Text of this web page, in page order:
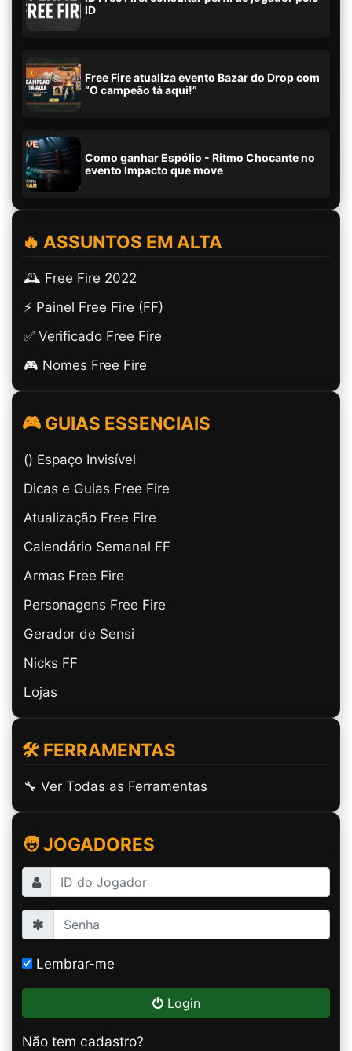
ID
Free Fire atualiza evento Bazar do Drop com
“O campeão tá aqui!”
Como ganhar Espólio - Ritmo Chocante no
evento Impacto que move
🔥 ASSUNTOS EM ALTA
🕰️ Free Fire 2022
⚡ Painel Free Fire (FF)
✅ Verificado Free Fire
🎮 Nomes Free Fire
🎮 GUIAS ESSENCIAIS
(ㅤ) Espaço Invisível
Dicas e Guias Free Fire
Atualização Free Fire
Calendário Semanal FF
Armas Free Fire
Personagens Free Fire
Gerador de Sensi
Nicks FF
Lojas
🛠️ FERRAMENTAS
🔧 Ver Todas as Ferramentas
🧑 JOGADORES
Lembrar-me
Login
Não tem cadastro?